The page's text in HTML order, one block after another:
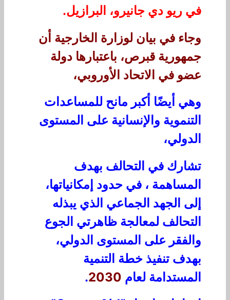
في ريو دي جانيرو، البرازيل.
وجاء في بيان لوزارة الخارجية أن
جمهورية قبرص، باعتبارها دولة
عضو في الاتحاد الأوروبي،
وهي أيضًا أكبر مانح للمساعدات
التنموية والإنسانية على المستوى
الدولي،
تشارك في التحالف بهدف
المساهمة ، في حدود إمكانياتها،
إلى الجهد الجماعي الذي يبذله
التحالف لمعالجة ظاهرتي الجوع
والفقر على المستوى الدولي،
بهدف تنفيذ خطة التنمية
المستدامة لعام 2030
.